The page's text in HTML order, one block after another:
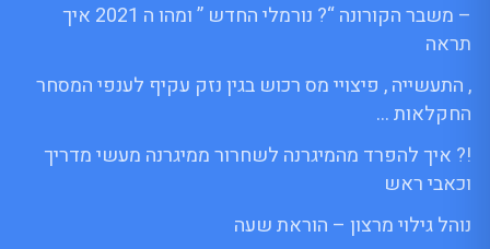
– משבר הקורונה “? נורמלי החדש ” ומהו ה 2021 איך
תראה
, התעשייה , פיצויי מס רכוש בגין נזק עקיף לענפי המסחר
החקלאות …
!? איך להפרד מהמיגרנה לשחרור ממיגרנה מעשי מדריך
וכאבי ראש
נוהל גילוי מרצון – הוראת שעה